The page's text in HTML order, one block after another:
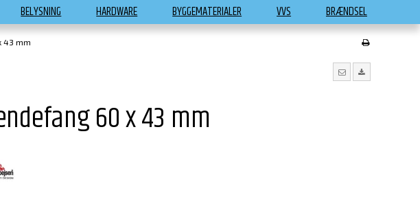
BELYSNING HARDWARE BYGGEMATERIALER VVS BRÆNDSEL
43 mm
60 x 43 mm